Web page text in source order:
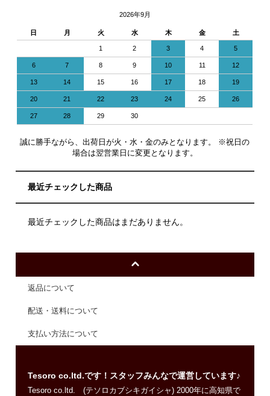
2026年9月
日 月 火 水 木 金 土
1 2 3 4 5
6 7 8 9 10 11 12
13 14 15 16 17 18 19
20 21 22 23 24 25 26
27 28 29 30
誠に勝手ながら、出荷日が火・水・金のみとなります。 ※祝日の
場合は翌営業日に変更となります。
最近チェックした商品
最近チェックした商品はまだありません。
返品について
配送・送料について
支払い方法について
Tesoro co.ltd.です！スタッフみんなで運営しています♪
Tesoro co.ltd. (テソロカブシキガイシャ) 2000年に高知県で